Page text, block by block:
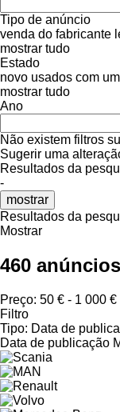
Tipo de anúncio
venda do fabricante
mostrar tudo
Estado
novo usados com
mostrar tudo
Ano
Não existem filtros
Sugerir uma
Resultados da
-
mostrar
Resultados da
Mostrar
460
Preço: 50 € - 1 000 €
Filtro
Tipo: Data de
Data de publicação